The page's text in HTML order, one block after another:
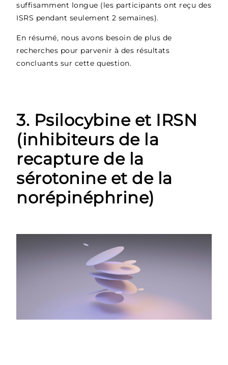
suffisamment longue (les participants ont reçu des
ISRS pendant seulement 2 semaines).
En résumé, nous avons besoin de plus de
recherches pour parvenir à des résultats
concluants sur cette question.
3. Psilocybine et IRSN
(inhibiteurs de la
recapture de la
sérotonine et de la
norépinéphrine)